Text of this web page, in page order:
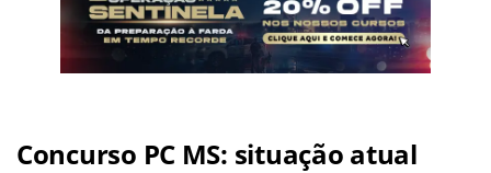
Concurso PC MS: situação atual